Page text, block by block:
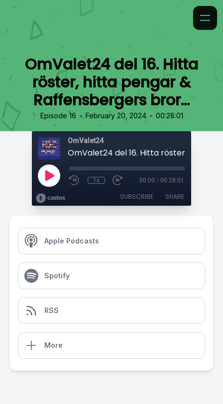
OmValet24 del 16. Hitta
röster, hitta pengar &
Raffensbergers bror...
Episode 16 • February 20, 2024 • 00:28:01
OmValet24
1x 00:00 / 00:28:01
SUBSCRIBE SHARE
Apple Podcasts
Spotify
RSS
More